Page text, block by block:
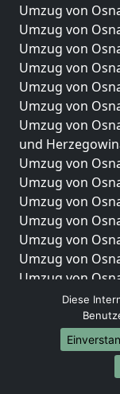
Umzug von
Umzug von
Umzug von
Umzug von
Umzug von
Umzug von
Umzug von
und
Umzug von
Umzug von
Umzug von
Umzug von
Umzug von
Umzug von
Umzug von
Umzug von
Umzug von
Umzug von
Umzug von
Umzug von
Diese